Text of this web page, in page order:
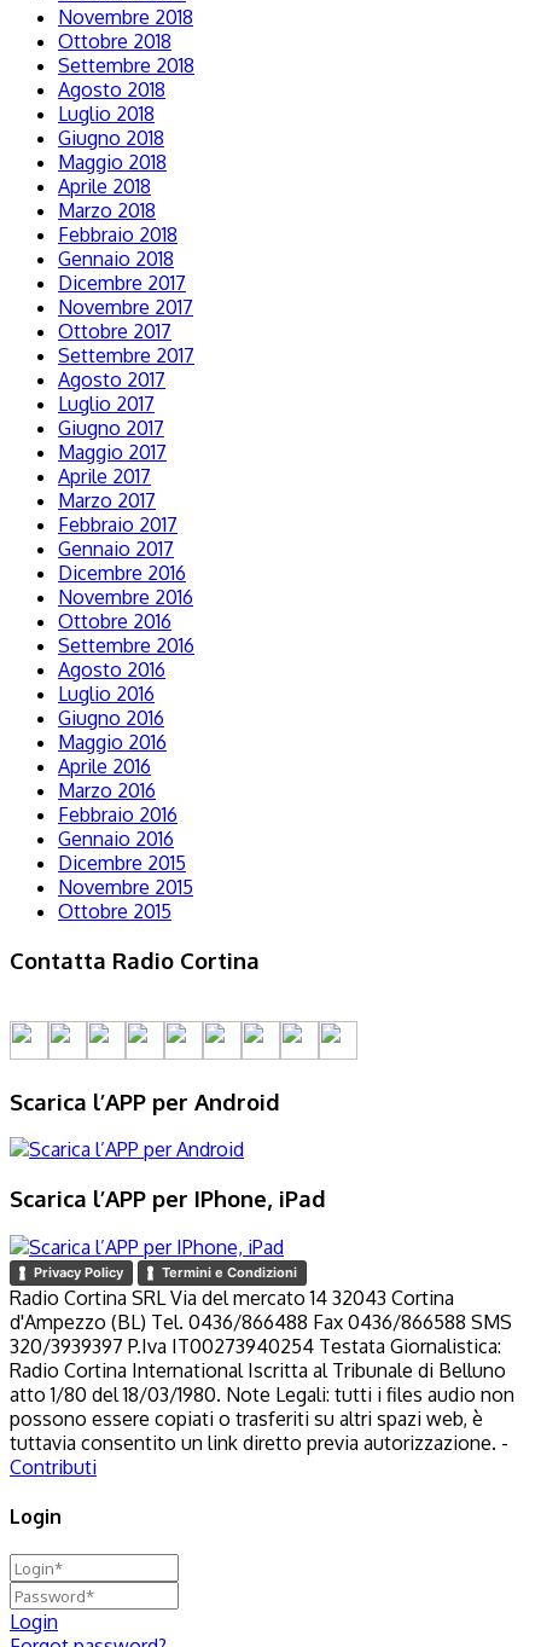
Novembre 2018
Ottobre 2018
Settembre 2018
Agosto 2018
Luglio 2018
Giugno 2018
Maggio 2018
Aprile 2018
Marzo 2018
Febbraio 2018
Gennaio 2018
Dicembre 2017
Novembre 2017
Ottobre 2017
Settembre 2017
Agosto 2017
Luglio 2017
Giugno 2017
Maggio 2017
Aprile 2017
Marzo 2017
Febbraio 2017
Gennaio 2017
Dicembre 2016
Novembre 2016
Ottobre 2016
Settembre 2016
Agosto 2016
Luglio 2016
Giugno 2016
Maggio 2016
Aprile 2016
Marzo 2016
Febbraio 2016
Gennaio 2016
Dicembre 2015
Novembre 2015
Ottobre 2015
Contatta Radio Cortina
Scarica l’APP per Android
Scarica l’APP per IPhone, iPad
Privacy Policy Termini e Condizioni
Radio Cortina SRL Via del mercato 14 32043 Cortina
d'Ampezzo (BL) Tel. 0436/866488 Fax 0436/866588 SMS
320/3939397 P.Iva IT00273940254 Testata Giornalistica:
Radio Cortina International Iscritta al Tribunale di Belluno
atto 1/80 del 18/03/1980. Note Legali: tutti i files audio non
possono essere copiati o trasferiti su altri spazi web, è
tuttavia consentito un link diretto previa autorizzazione. -
Contributi
Login
Login